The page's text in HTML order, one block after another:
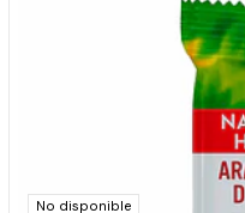
No disponible